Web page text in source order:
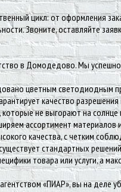
цикл: от оформления
Звоните, оставляйте
в Домодедово. Мы
цветным светодиодным
качество
которые не выгорают на
ассортимент
качества, с четким
стандартных
товара или услуги, а
«ПИАР», вы на деле